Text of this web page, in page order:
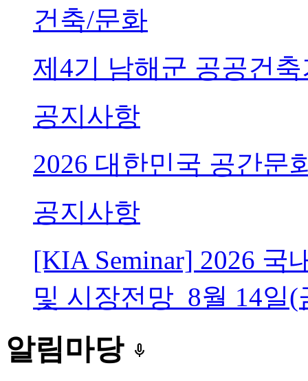
건축/문화
제4기 남해군 공공건
공지사항
2026 대한민국 공간문
공지사항
[KIA Seminar] 2026 국
및 시장전망_8월 14일(
알림마당 keyboard_voice